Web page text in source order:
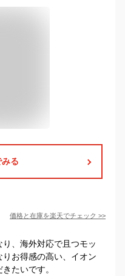
る
価格と在庫を楽天でチェック >>
、海外対応で且つモッ
お得感の高い、イオン
たいです。